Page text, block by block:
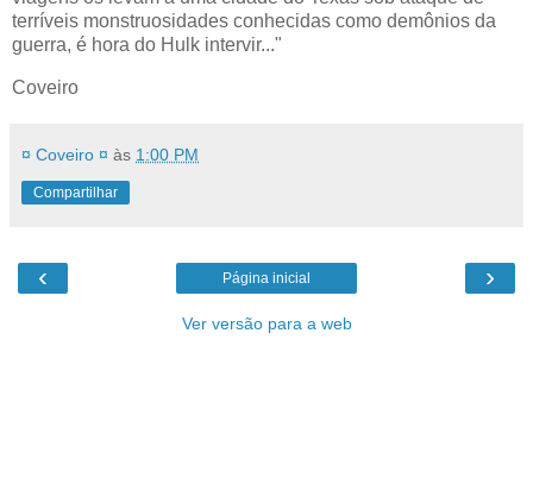
terríveis monstruosidades conhecidas como demônios da
guerra, é hora do Hulk intervir..."
Coveiro
¤ Coveiro ¤ às 1:00 PM
Compartilhar
‹ ›
Página inicial
Ver versão para a web